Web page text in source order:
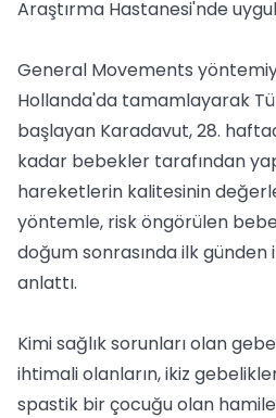
Araştırma Hastanesi'nde
General Movements
Hollanda'da tamamlayarak
başlayan Karadavut, 28.
kadar bebekler tarafından
hareketlerin kalitesinin
yöntemle, risk öngörülen
doğum sonrasında ilk
anlattı.
Kimi sağlık sorunları olan
ihtimali olanların, ikiz
spastik bir çocuğu olan